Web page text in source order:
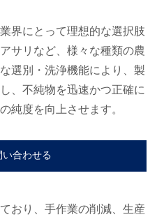
界にとって理想的な選択肢
サリなど、様々な種類の農
選別・洗浄機能により、製
、不純物を迅速かつ正確に
純度を向上させます。
い合わせる
おり、手作業の削減、生産